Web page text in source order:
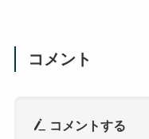
コメント
コメントする